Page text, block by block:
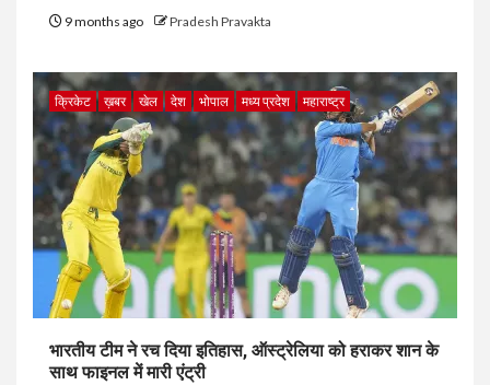
9 months ago Pradesh Pravakta
क्रिकेट ख़बर खेल देश भोपाल मध्य प्रदेश महाराष्ट्र
भारतीय टीम ने रच दिया इतिहास, ऑस्ट्रेलिया को हराकर शान के
साथ फाइनल में मारी एंट्री